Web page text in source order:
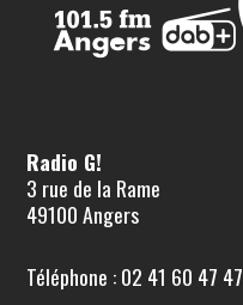
Radio G!
3 rue de la Rame
49100 Angers
Téléphone : 02 41 60 47 47